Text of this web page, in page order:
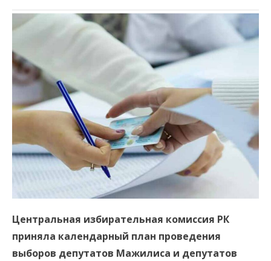
Центральная избирательная комиссия РК
приняла календарный план проведения
выборов депутатов Мажилиса и депутатов